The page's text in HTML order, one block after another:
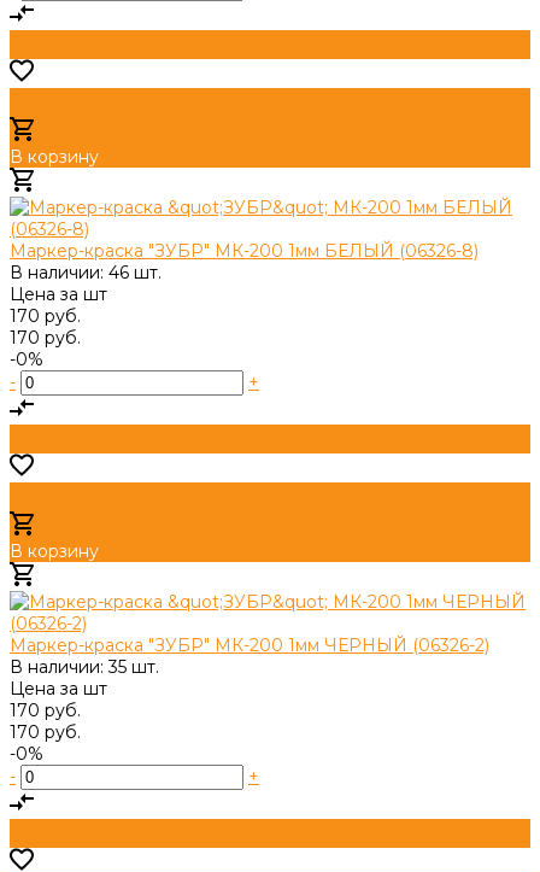
В корзину
Маркер-краска "ЗУБР" МК-200 1мм БЕЛЫЙ (06326-8)
В наличии: 46 шт.
Цена за шт
170 руб.
170 руб.
-0%
-
+
В корзину
Маркер-краска "ЗУБР" МК-200 1мм ЧЕРНЫЙ (06326-2)
В наличии: 35 шт.
Цена за шт
170 руб.
170 руб.
-0%
-
+